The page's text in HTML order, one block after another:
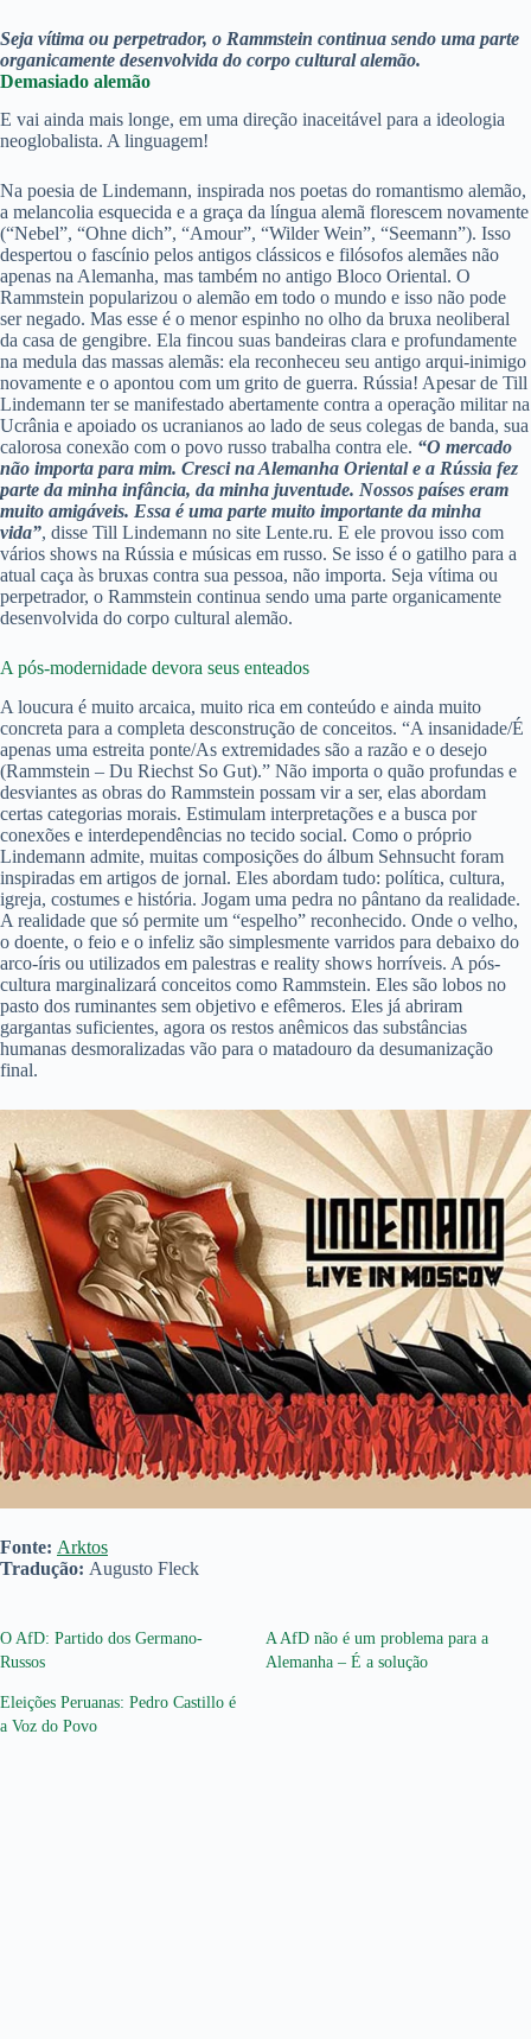
Seja vítima ou perpetrador, o Rammstein continua sendo uma parte
organicamente desenvolvida do corpo cultural alemão.
Demasiado alemão
E vai ainda mais longe, em uma direção inaceitável para a ideologia
neoglobalista. A linguagem!
Na poesia de Lindemann, inspirada nos poetas do romantismo alemão,
a melancolia esquecida e a graça da língua alemã florescem novamente
(“Nebel”, “Ohne dich”, “Amour”, “Wilder Wein”, “Seemann”). Isso
despertou o fascínio pelos antigos clássicos e filósofos alemães não
apenas na Alemanha, mas também no antigo Bloco Oriental. O
Rammstein popularizou o alemão em todo o mundo e isso não pode
ser negado. Mas esse é o menor espinho no olho da bruxa neoliberal
da casa de gengibre. Ela fincou suas bandeiras clara e profundamente
na medula das massas alemãs: ela reconheceu seu antigo arqui-inimigo
novamente e o apontou com um grito de guerra. Rússia! Apesar de Till
Lindemann ter se manifestado abertamente contra a operação militar na
Ucrânia e apoiado os ucranianos ao lado de seus colegas de banda, sua
calorosa conexão com o povo russo trabalha contra ele. “O mercado
não importa para mim. Cresci na Alemanha Oriental e a Rússia fez
parte da minha infância, da minha juventude. Nossos países eram
muito amigáveis. Essa é uma parte muito importante da minha
vida”, disse Till Lindemann no site Lente.ru. E ele provou isso com
vários shows na Rússia e músicas em russo. Se isso é o gatilho para a
atual caça às bruxas contra sua pessoa, não importa. Seja vítima ou
perpetrador, o Rammstein continua sendo uma parte organicamente
desenvolvida do corpo cultural alemão.
A pós-modernidade devora seus enteados
A loucura é muito arcaica, muito rica em conteúdo e ainda muito
concreta para a completa desconstrução de conceitos. “A insanidade/É
apenas uma estreita ponte/As extremidades são a razão e o desejo
(Rammstein – Du Riechst So Gut).” Não importa o quão profundas e
desviantes as obras do Rammstein possam vir a ser, elas abordam
certas categorias morais. Estimulam interpretações e a busca por
conexões e interdependências no tecido social. Como o próprio
Lindemann admite, muitas composições do álbum Sehnsucht foram
inspiradas em artigos de jornal. Eles abordam tudo: política, cultura,
igreja, costumes e história. Jogam uma pedra no pântano da realidade.
A realidade que só permite um “espelho” reconhecido. Onde o velho,
o doente, o feio e o infeliz são simplesmente varridos para debaixo do
arco-íris ou utilizados em palestras e reality shows horríveis. A pós-
cultura marginalizará conceitos como Rammstein. Eles são lobos no
pasto dos ruminantes sem objetivo e efêmeros. Eles já abriram
gargantas suficientes, agora os restos anêmicos das substâncias
humanas desmoralizadas vão para o matadouro da desumanização
final.
Fonte: Arktos
Tradução: Augusto Fleck
O AfD: Partido dos Germano-
Russos
A AfD não é um problema para a
Alemanha – É a solução
Eleições Peruanas: Pedro Castillo é
a Voz do Povo